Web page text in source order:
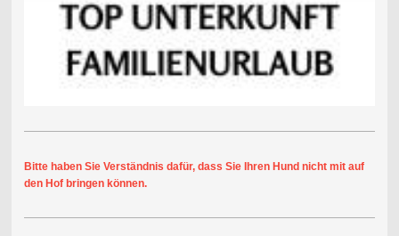
Bitte haben Sie Verständnis dafür, dass Sie Ihren Hund nicht mit auf
den Hof bringen können.